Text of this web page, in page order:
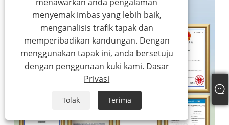
menyemak imbas yang lebih baik,
menganalisis trafik tapak dan
memperibadikan kandungan. Dengan
menggunakan tapak ini, anda bersetuju
dengan penggunaan kuki kami. Dasar
Privasi
Tolak Terima